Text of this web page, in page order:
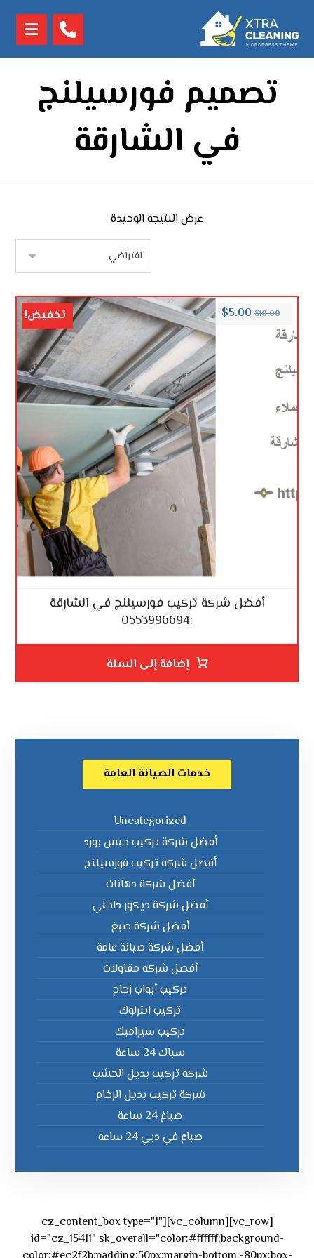
تصميم فورسيلنج
في الشارقة
عرض النتيجة الوحيدة
أفضل شركة تركيب فورسيلنج في الشارقة
:0553996694
$10.00
$5.00 تخفيض!
إضافة إلى السلة
خدمات الصيانة العامة
Uncategorized
أفضل شركة تركيب جبس بورد
أفضل شركة تركيب فورسيلنج
أفضل شركة دهانات
أفضل شركة ديكور داخلي
أفضل شركة صبغ
أفضل شركة صيانة عامة
أفضل شركة مقاولات
تركيب أبواب زجاج
تركيب انترلوك
تركيب سيرامبك
سباك 24 ساعة
شركة تركيب بديل الخشب
شركة تركيب بديل الرخام
صباغ 24 ساعة
صباغ في دبي 24 ساعة
[vc_row][vc_column][cz_content_box type="1"
id="cz_15411" sk_overall="color:#ffffff;background-